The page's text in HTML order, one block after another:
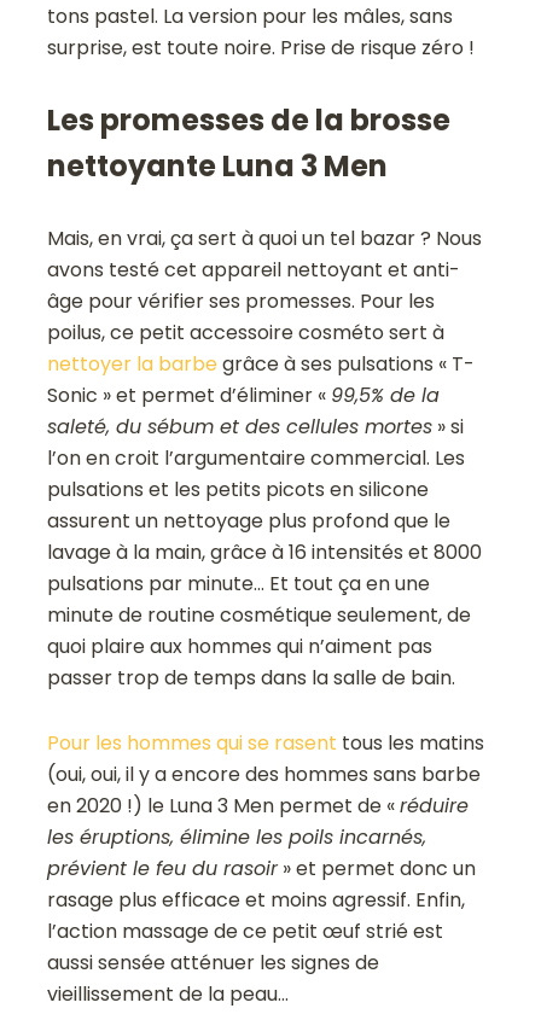
tons pastel. La version pour les mâles, sans
surprise, est toute noire. Prise de risque zéro !
Les promesses de la brosse
nettoyante Luna 3 Men
Mais, en vrai, ça sert à quoi un tel bazar ? Nous
avons testé cet appareil nettoyant et anti-
âge pour vérifier ses promesses. Pour les
poilus, ce petit accessoire cosméto sert à
nettoyer la barbe grâce à ses pulsations « T-
Sonic » et permet d’éliminer « 99,5% de la
saleté, du sébum et des cellules mortes » si
l’on en croit l’argumentaire commercial. Les
pulsations et les petits picots en silicone
assurent un nettoyage plus profond que le
lavage à la main, grâce à 16 intensités et 8000
pulsations par minute… Et tout ça en une
minute de routine cosmétique seulement, de
quoi plaire aux hommes qui n’aiment pas
passer trop de temps dans la salle de bain.
Pour les hommes qui se rasent tous les matins
(oui, oui, il y a encore des hommes sans barbe
en 2020 !) le Luna 3 Men permet de «réduire
les éruptions, élimine les poils incarnés,
prévient le feu du rasoir» et permet donc un
rasage plus efficace et moins agressif. Enfin,
l’action massage de ce petit œuf strié est
aussi sensée atténuer les signes de
vieillissement de la peau…